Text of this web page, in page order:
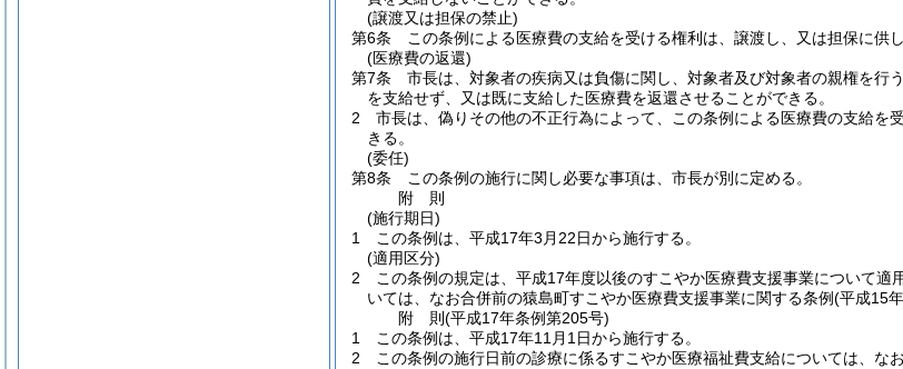
(譲渡又は担保の禁止)
第6条
この条例による医療費の支給を受ける権利は、譲渡し、又は担保に供
(医療費の返還)
第7条
市長は、対象者の疾病又は負傷に関し、対象者及び対象者の親権を
を支給せず、又は既に支給した医療費を返還させることができる。
2
市長は、偽りその他の不正行為によって、この条例による医療費の支給
きる。
(委任)
第8条
この条例の施行に関し必要な事項は、市長が別に定める。
附 則
(施行期日)
1
この条例は、平成17年3月22日から施行する。
(適用区分)
2
この条例の規定は、平成17年度以後のすこやか医療費支援事業について
いては、なお合併前の猿島町すこやか医療費支援事業に関する条例(平成15
附 則(平成17年条例第205号)
1
この条例は、平成17年11月1日から施行する。
2
この条例の施行日前の診療に係るすこやか医療福祉費支給については、な